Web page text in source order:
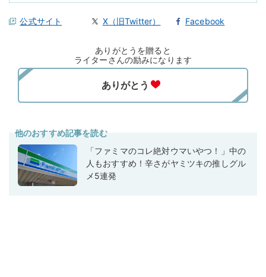
公式サイト X（旧Twitter） Facebook
ありがとうを贈ると
ライターさんの励みになります
他のおすすめ記事を読む
「ファミマのコレ絶対ウマいやつ！」中の
人もおすすめ！辛さがヤミツキの推しグル
メ5連発